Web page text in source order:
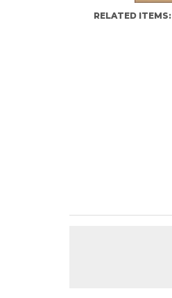
RELATED ITEMS: